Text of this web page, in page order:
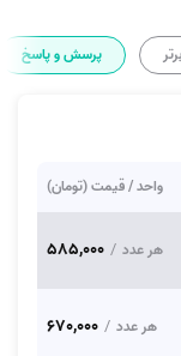
پرسش و پاسخ
واحد / قیمت (تومان)
هر عدد /
585,000
هر عدد /
670,000